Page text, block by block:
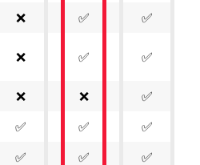
❌ ✅
✅
❌ ✅ ✅
❌ ❌
✅
✅ ✅
✅
✅ ✅
✅